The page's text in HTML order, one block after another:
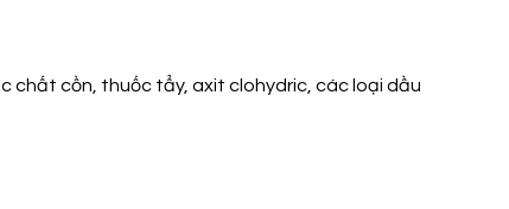
chất cồn, thuốc tẩy, axit clohydric, các loại dầu